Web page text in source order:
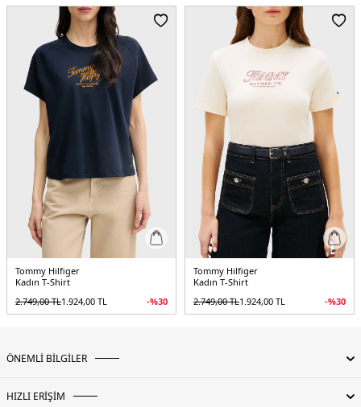
Tommy Hilfiger
Kadın T-Shirt
2.749,00TL1.924,00 TL -%30
Tommy Hilfiger
Kadın T-Shirt
2.749,00TL1.924,00 TL -%30
ÖNEMLİ BİLGİLER
HIZLI ERİŞİM